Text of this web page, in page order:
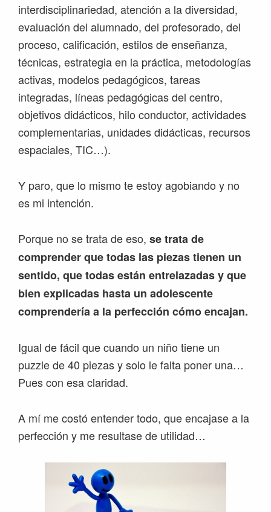
interdisciplinariedad, atención a la diversidad,
evaluación del alumnado, del profesorado, del
proceso, calificación, estilos de enseñanza,
técnicas, estrategia en la práctica, metodologías
activas, modelos pedagógicos, tareas
integradas, líneas pedagógicas del centro,
objetivos didácticos, hilo conductor, actividades
complementarias, unidades didácticas, recursos
espaciales, TIC…).
Y paro, que lo mismo te estoy agobiando y no
es mi intención.
Porque no se trata de eso, se trata de
comprender que todas las piezas tienen un
sentido, que todas están entrelazadas y que
bien explicadas hasta un adolescente
comprendería a la perfección cómo encajan.
Igual de fácil que cuando un niño tiene un
puzzle de 40 piezas y solo le falta poner una…
Pues con esa claridad.
A mí me costó entender todo, que encajase a la
perfección y me resultase de utilidad…